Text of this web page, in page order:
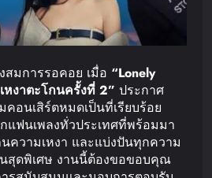
มการรอคอย เมื่อ “Lonely
หงาตะโกนครั้งที่ 2” ประกาศ
คอนเสิร์ตหมดเป็นที่เรียบร้อย
แฟนเพลงทั่วประเทศที่พร้อมมา
นความเหงา และแบ่งปันทุกความ
สุดพิเศษ งานนี้ต้องขอขอบคุณ